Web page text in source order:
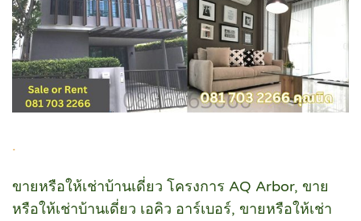
.
ขายหรือให้เช่าบ้านเดี่ยว โครงการ AQ Arbor, ขาย
หรือให้เช่าบ้านเดี่ยว เอคิว อาร์เบอร์, ขายหรือให้เช่า